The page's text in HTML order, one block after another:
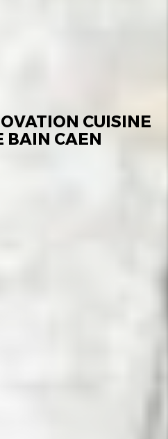
CUISINE
BAIN CAEN